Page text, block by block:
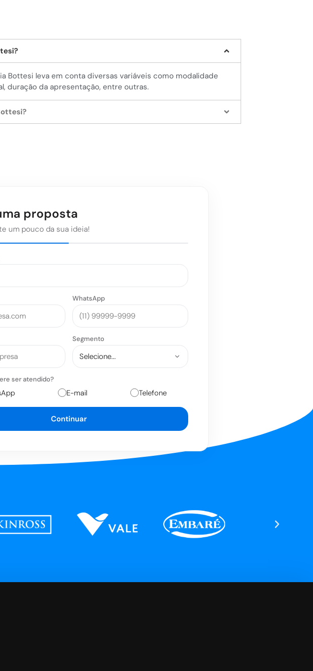
Bottesi leva em conta diversas variáveis como modalidade
duração da apresentação, entre outras.
proposta
um pouco da sua ideia!
WhatsApp
Segmento
ser atendido?
E-mail Telefone
Continuar